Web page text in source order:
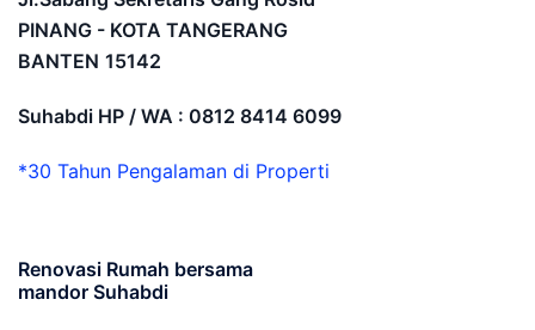
PINANG - KOTA TANGERANG
BANTEN 15142
Suhabdi HP / WA : 0812 8414 6099
*30 Tahun Pengalaman di Properti
Renovasi Rumah bersama
mandor Suhabdi